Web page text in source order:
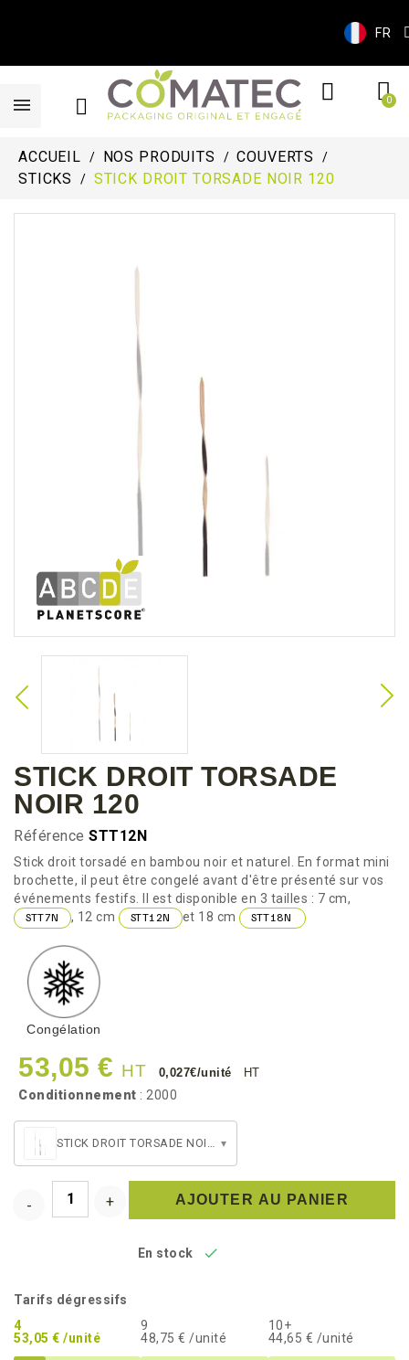
FR
ACCUEIL NOS PRODUITS
COUVERTS
STICKS
STICK DROIT TORSADE NOIR 120
STICK DROIT TORSADE
NOIR 120
Référence STT12N
Stick droit torsadé en bambou noir et naturel. En format mini
brochette, il peut être congelé avant d'être présenté sur vos
événements festifs. Il est disponible en 3 tailles : 7 cm,
STT7N , 12 cm STT12N et 18 cm STT18N
Congélation
53,05 € HT 0,027€/unité HT
Conditionnement : 2000
▾
AJOUTER AU PANIER
En stock 
Tarifs dégressifs
4
53,05 € /unité
9
48,75 € /unité
10+
44,65 € /unité